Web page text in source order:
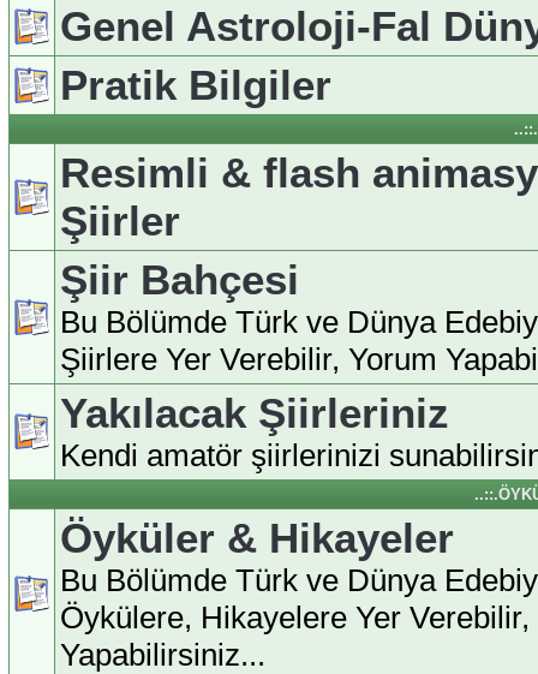
Genel Astroloji-Fal
Pratik Bilgiler
Resimli & flash
Şiirler
Şiir Bahçesi
Bu Bölümde Türk ve Dünya
Şiirlere Yer Verebilir, Yorum
Yakılacak Şiirleriniz
Kendi amatör şiirlerinizi
Öyküler & Hikayeler
Bu Bölümde Türk ve Dünya
Öykülere, Hikayelere Yer Verebilir,
Yapabilirsiniz...